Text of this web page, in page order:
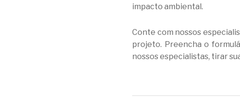
impacto ambiental.
Conte com nossos
projeto. Preencha o
nossos especialistas, tirar